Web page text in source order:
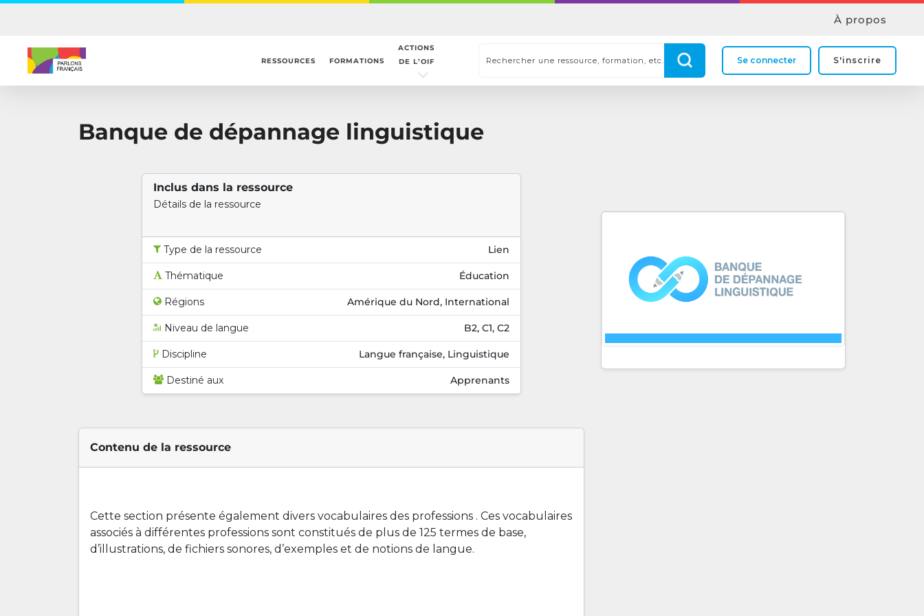
Skip
content
À propos
RESSOURCES FORMATIONS
ACTIONS
DE L’OIF
Se connecter S'inscrire
Banque de dépannage linguistique
Inclus dans la ressource
Détails de la ressource
Type de la ressource Lien
Thématique Éducation
Régions Amérique du Nord, International
Niveau de langue B2, C1, C2
Discipline Langue française, Linguistique
Destiné aux Apprenants
Contenu de la ressource
Cette section présente également divers vocabulaires des professions . Ces vocabulaires
associés à différentes professions sont constitués de plus de 125 termes de base,
d’illustrations, de fichiers sonores, d’exemples et de notions de langue.